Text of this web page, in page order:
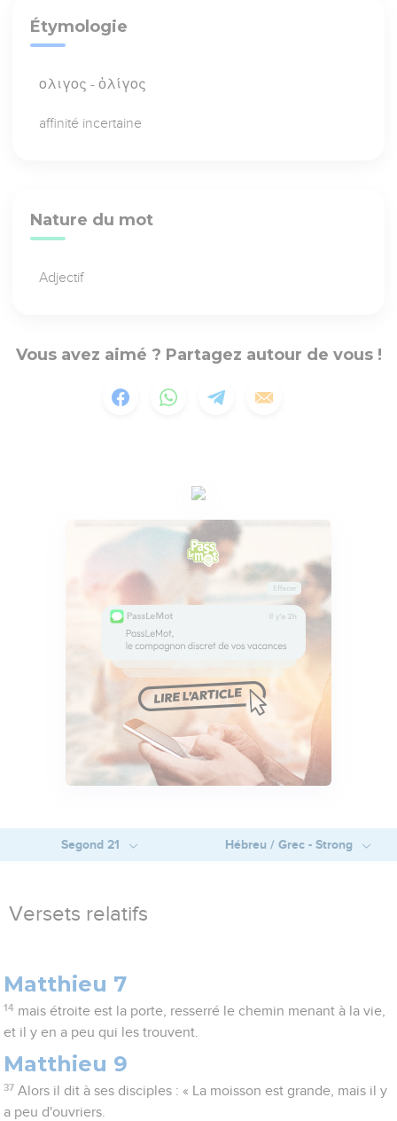
Étymologie
ολιγος - ὀλίγος
affinité incertaine
Nature du mot
Adjectif
Vous avez aimé ? Partagez autour de vous !
Segond 21 Hébreu / Grec - Strong
Versets relatifs
Matthieu 7
14 mais étroite est la porte, resserré le chemin menant à la vie,
et il y en a peu qui les trouvent.
Matthieu 9
37 Alors il dit à ses disciples : « La moisson est grande, mais il y
a peu d'ouvriers.